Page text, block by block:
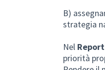
B)
strategia
Nel Report
priorità